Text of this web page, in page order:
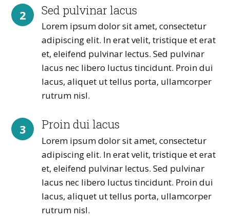
2 Sed pulvinar lacus
Lorem ipsum dolor sit amet, consectetur
adipiscing elit. In erat velit, tristique et erat
et, eleifend pulvinar lectus. Sed pulvinar
lacus nec libero luctus tincidunt. Proin dui
lacus, aliquet ut tellus porta, ullamcorper
rutrum nisl.
3 Proin dui lacus
Lorem ipsum dolor sit amet, consectetur
adipiscing elit. In erat velit, tristique et erat
et, eleifend pulvinar lectus. Sed pulvinar
lacus nec libero luctus tincidunt. Proin dui
lacus, aliquet ut tellus porta, ullamcorper
rutrum nisl.